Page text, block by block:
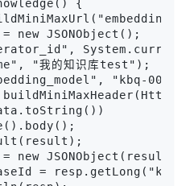
{
new JSONObject();
"我的知识库test");
"kbq-
new JSONObject(result);
=